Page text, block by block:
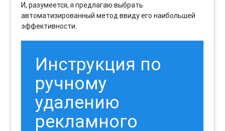
И, разумеется, я предлагаю выбрать
автоматизированный метод ввиду его наибольшей
эффективности.
Инструкция по
ручному
удалению
рекламного